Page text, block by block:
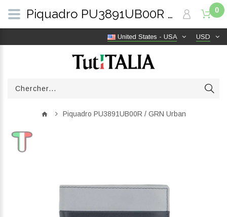
USD
United States - USA
0
Piquadro PU3891UB00R / GRN Urban
Piquadro PU3891UB00R / GRN Urban | TutITALIA